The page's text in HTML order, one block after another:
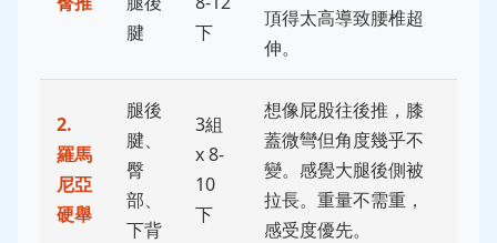
腱
下
頂得太高導致腰椎超
伸。
2.
羅馬
尼亞
硬舉
腿後
腱、
臀
部、
下背
3組
x 8-
10
下
想像屁股往後推，膝
蓋微彎但角度幾乎不
變。感覺大腿後側被
拉長。重量不需重，
感受度優先。